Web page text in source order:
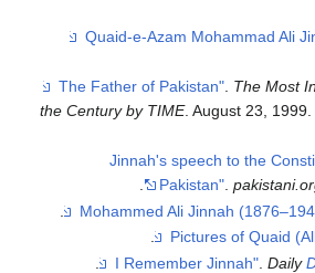
. The Most
the Century by TIME. August 23, 1999.
"Jinnah's speech to the
Pakistan".
. Daily